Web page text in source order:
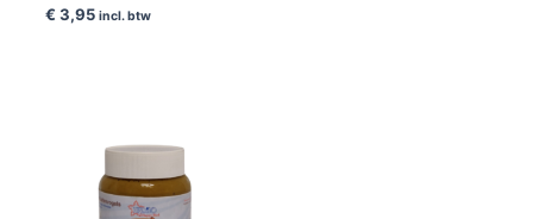
€ 3,95 incl. btw